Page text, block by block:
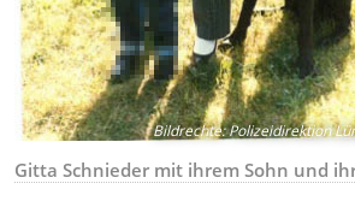
Bildrechte:Polizeidirektion
Gitta Schnieder mit ihrem Sohn und